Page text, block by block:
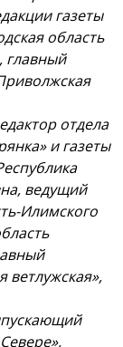
газеты
область
главный
отдела
и газеты
ведущий
Илимского
ветлужская»,